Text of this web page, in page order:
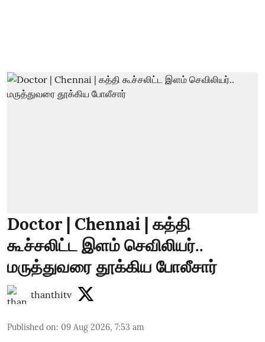
Doctor | Chennai | கத்தி
கூச்சலிட்ட இளம் செவிலியர்..
மருத்துவரை தூக்கிய போலீசார்
thanthitv
Published on: 09 Aug 2026, 7:53 am